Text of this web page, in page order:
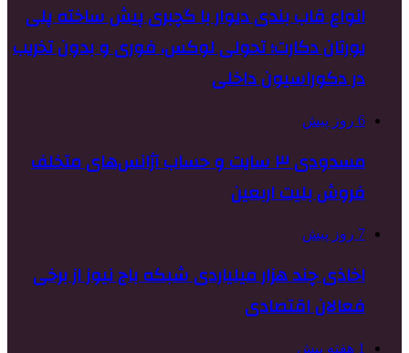
انواع قاب بندی دیوار با گچبری پیش ساخته پلی
یورتان دکارت؛ تحولی لوکس، فوری و بدون تخریب
در دکوراسیون داخلی
6 روز پیش
مسدودی ۳ سایت و حساب آژانس‌های متخلف
فروش بلیت اربعین
7 روز پیش
اخاذی چند هزار میلیاردی شبکه باج نیوز از برخی
فعالان اقتصادی
1 هفته پیش